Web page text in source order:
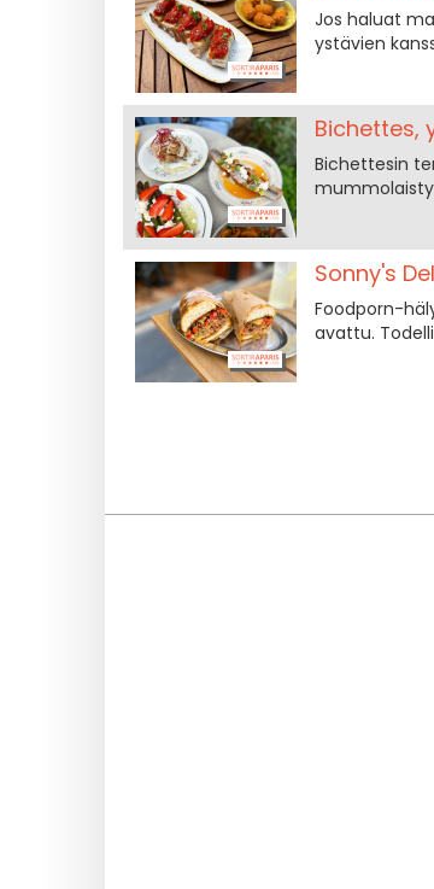
Jos haluat
ystävien
Bichettes,
Bichettesin
Sonny's
Foodporn-
avattu.